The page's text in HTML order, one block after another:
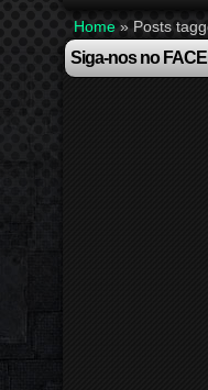
Home » Posts
Siga-nos no